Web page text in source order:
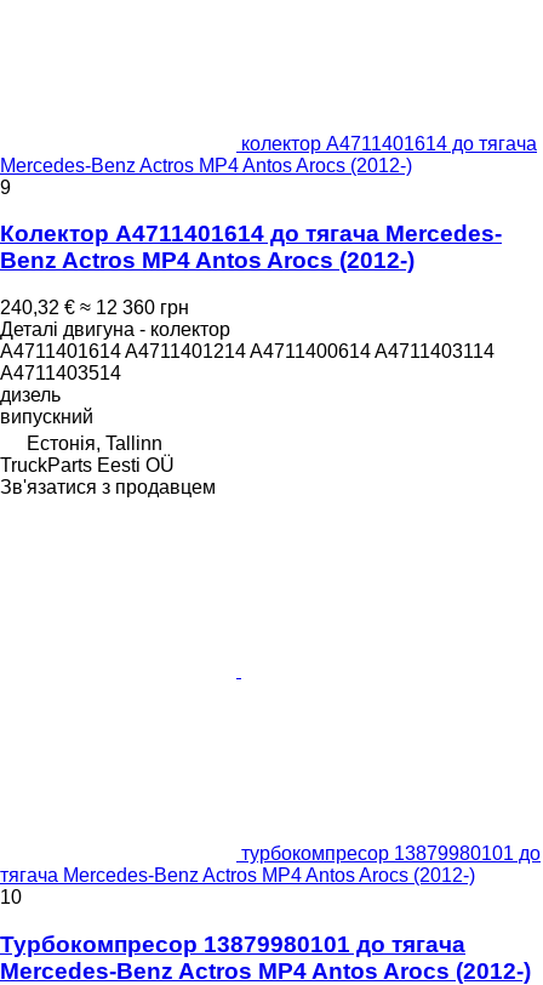
колектор A4711401614 до тягача
Mercedes-Benz Actros MP4 Antos Arocs (2012-)
9
Колектор A4711401614 до тягача Mercedes-
Benz Actros MP4 Antos Arocs (2012-)
240,32 € ≈ 12 360 грн
Деталі двигуна - колектор
A4711401614 A4711401214 A4711400614 A4711403114
A4711403514
дизель
випускний
Естонія, Tallinn
TruckParts Eesti OÜ
Зв'язатися з продавцем
турбокомпресор 13879980101 до
тягача Mercedes-Benz Actros MP4 Antos Arocs (2012-)
10
Турбокомпресор 13879980101 до тягача
Mercedes-Benz Actros MP4 Antos Arocs (2012-)